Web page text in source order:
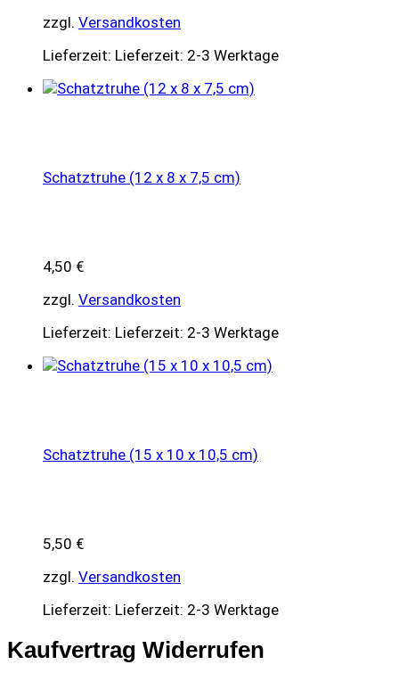
zzgl. Versandkosten
Lieferzeit: Lieferzeit: 2-3 Werktage
Schatztruhe (12 x 8 x 7,5 cm)
4,50 €
zzgl. Versandkosten
Lieferzeit: Lieferzeit: 2-3 Werktage
Schatztruhe (15 x 10 x 10,5 cm)
5,50 €
zzgl. Versandkosten
Lieferzeit: Lieferzeit: 2-3 Werktage
Kaufvertrag Widerrufen